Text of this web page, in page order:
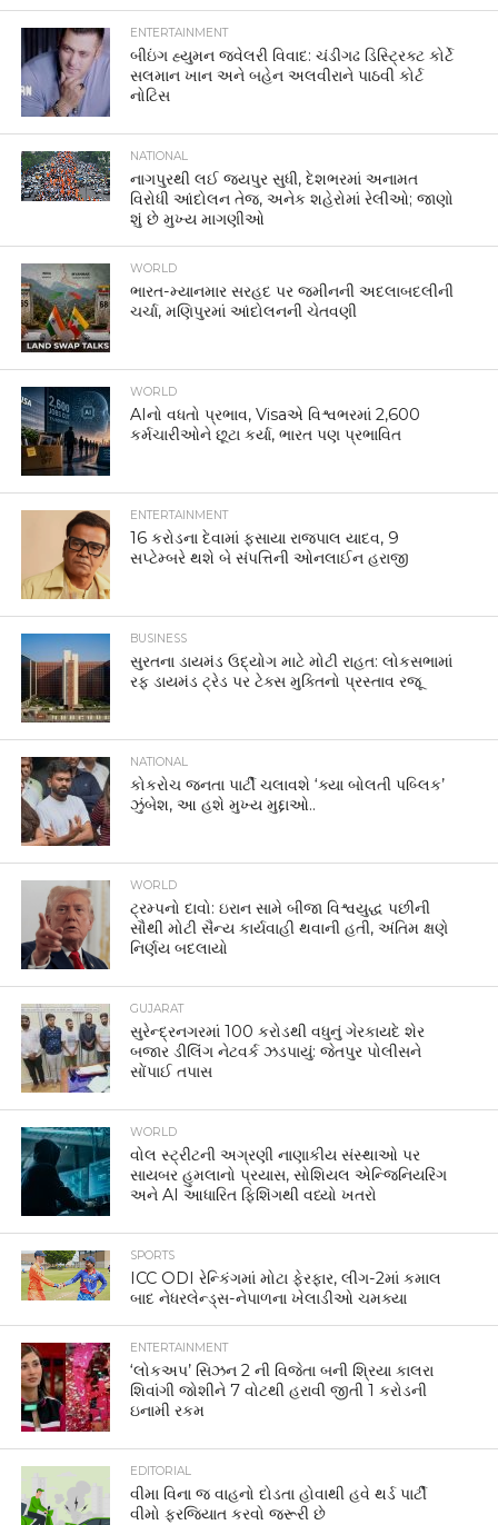
ENTERTAINMENT
બીઇંગ હ્યુમન જ્વેલરી વિવાદ: ચંડીગઢ ડિસ્ટ્રિક્ટ કોર્ટે
સલમાન ખાન અને બહેન અલવીરાને પાઠવી કોર્ટ
નોટિસ
NATIONAL
નાગપુરથી લઈ જયપુર સુધી, દેશભરમાં અનામત
વિરોધી આંદોલન તેજ, અનેક શહેરોમાં રેલીઓ; જાણો
શું છે મુખ્ય માગણીઓ
WORLD
ભારત-મ્યાનમાર સરહદ પર જમીનની અદલાબદલીની
ચર્ચા, મણિપુરમાં આંદોલનની ચેતવણી
WORLD
AIનો વધતો પ્રભાવ, Visaએ વિશ્વભરમાં 2,600
કર્મચારીઓને છૂટા કર્યા, ભારત પણ પ્રભાવિત
ENTERTAINMENT
16 કરોડના દેવામાં ફસાયા રાજપાલ યાદવ, 9
સપ્ટેમ્બરે થશે બે સંપત્તિની ઓનલાઈન હરાજી
BUSINESS
સુરતના ડાયમંડ ઉદ્યોગ માટે મોટી રાહત: લોકસભામાં
રફ ડાયમંડ ટ્રેડ પર ટેક્સ મુક્તિનો પ્રસ્તાવ રજૂ
NATIONAL
કોકરોચ જનતા પાર્ટી ચલાવશે ‘ક્યા બોલતી પબ્લિક’
ઝુંબેશ, આ હશે મુખ્ય મુદ્દાઓ..
WORLD
ટ્રમ્પનો દાવો: ઇરાન સામે બીજા વિશ્વયુદ્ધ પછીની
સૌથી મોટી સૈન્ય કાર્યવાહી થવાની હતી, અંતિમ ક્ષણે
નિર્ણય બદલાયો
GUJARAT
સુરેન્દ્રનગરમાં 100 કરોડથી વધુનું ગેરકાયદે શેર
બજાર ડીલિંગ નેટવર્ક ઝડપાયું: જેતપુર પોલીસને
સોંપાઈ તપાસ
WORLD
વોલ સ્ટ્રીટની અગ્રણી નાણાકીય સંસ્થાઓ પર
સાયબર હુમલાનો પ્રયાસ, સોશિયલ એન્જિનિયરિંગ
અને AI આધારિત ફિશિંગથી વધ્યો ખતરો
SPORTS
ICC ODI રેન્કિંગમાં મોટા ફેરફાર, લીગ-2માં કમાલ
બાદ નેધરલેન્ડ્સ-નેપાળના ખેલાડીઓ ચમક્યા
ENTERTAINMENT
‘લોકઅપ’ સિઝન 2 ની વિજેતા બની શ્રિયા કાલરા
શિવાંગી જોશીને 7 વોટથી હરાવી જીતી 1 કરોડની
ઇનામી રકમ
EDITORIAL
વીમા વિના જ વાહનો દોડતા હોવાથી હવે થર્ડ પાર્ટી
વીમો ફરજિયાત કરવો જરૂરી છે